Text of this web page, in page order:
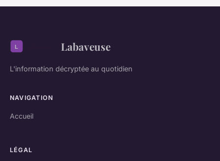
Labaveuse
L'information décryptée au quotidien
NAVIGATION
Accueil
LÉGAL